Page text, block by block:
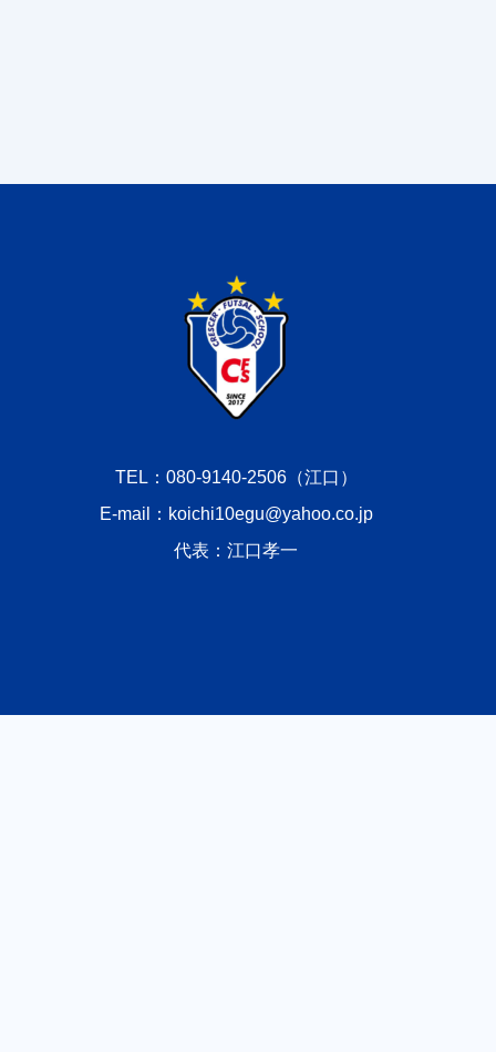
TEL：080-9140-2506（江口）
E-mail：koichi10egu@yahoo.co.jp
代表：江口孝一